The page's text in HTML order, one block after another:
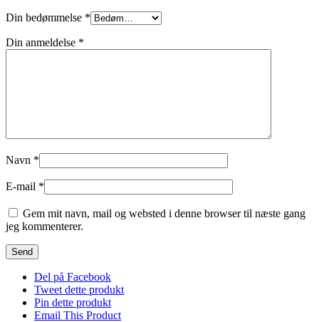
Din bedømmelse *
Din anmeldelse *
Navn *
E-mail *
Gem mit navn, mail og websted i denne browser til næste gang
jeg kommenterer.
Del på Facebook
Tweet dette produkt
Pin dette produkt
Email This Product